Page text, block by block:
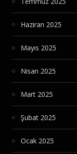
Haziran 2025
Mayıs 2025
Nisan 2025
Mart 2025
Şubat 2025
Ocak 2025